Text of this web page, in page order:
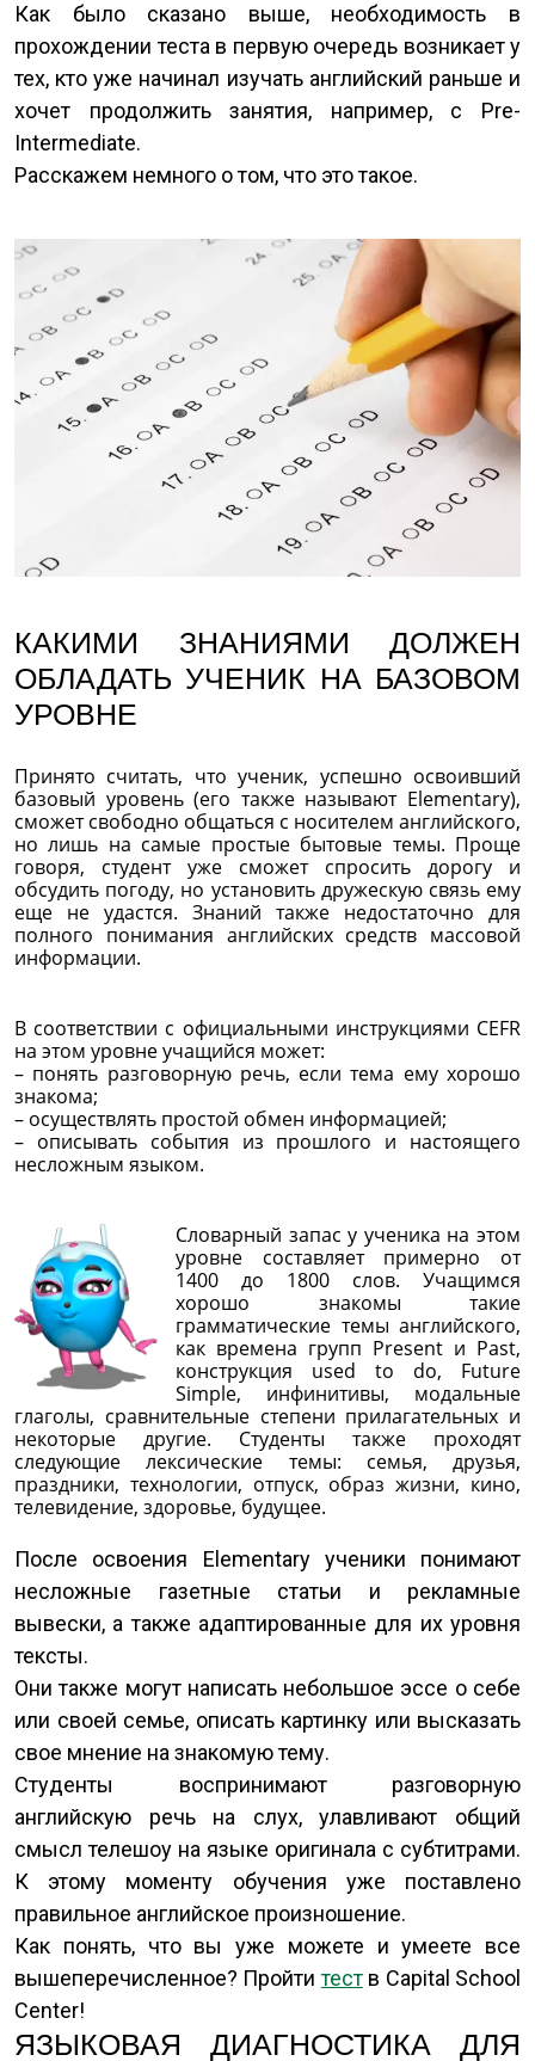
Как было сказано выше, необходимость в
прохождении теста в первую очередь возникает у
тех, кто уже начинал изучать английский раньше и
хочет продолжить занятия, например, с Pre-
Intermediate.
Расскажем немного о том, что это такое.
КАКИМИ ЗНАНИЯМИ ДОЛЖЕН
ОБЛАДАТЬ УЧЕНИК НА БАЗОВОМ
УРОВНЕ
Принято считать, что ученик, успешно освоивший
базовый уровень (его также называют Elementary),
сможет свободно общаться с носителем английского,
но лишь на самые простые бытовые темы. Проще
говоря, студент уже сможет спросить дорогу и
обсудить погоду, но установить дружескую связь ему
еще не удастся. Знаний также недостаточно для
полного понимания английских средств массовой
информации.
В соответствии с официальными инструкциями CEFR
на этом уровне учащийся может:
– понять разговорную речь, если тема ему хорошо
знакома;
– осуществлять простой обмен информацией;
– описывать события из прошлого и настоящего
несложным языком.
Словарный запас у ученика на этом
уровне составляет примерно от
1400 до 1800 слов. Учащимся
хорошо знакомы такие
грамматические темы английского,
как времена групп Present и Past,
конструкция used to do, Future
Simple, инфинитивы, модальные
глаголы, сравнительные степени прилагательных и
некоторые другие. Студенты также проходят
следующие лексические темы: семья, друзья,
праздники, технологии, отпуск, образ жизни, кино,
телевидение, здоровье, будущее.
После освоения Elementary ученики понимают
несложные газетные статьи и рекламные
вывески, а также адаптированные для их уровня
тексты.
Они также могут написать небольшое эссе о себе
или своей семье, описать картинку или высказать
свое мнение на знакомую тему.
Студенты воспринимают разговорную
английскую речь на слух, улавливают общий
смысл телешоу на языке оригинала с субтитрами.
К этому моменту обучения уже поставлено
правильное английское произношение.
Как понять, что вы уже можете и умеете все
вышеперечисленное? Пройтитеств Capital School
Center!
ЯЗЫКОВАЯ ДИАГНОСТИКА ДЛЯ